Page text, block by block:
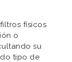
físicos
o
su
tipo de